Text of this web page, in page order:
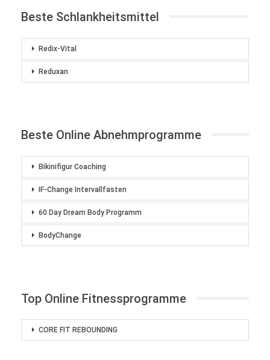
Beste Schlankheitsmittel
Redix-Vital
Reduxan
Beste Online Abnehmprogramme
Bikinifigur Coaching
IF-Change Intervallfasten
60 Day Dream Body Programm
BodyChange
Top Online Fitnessprogramme
CORE FIT REBOUNDING